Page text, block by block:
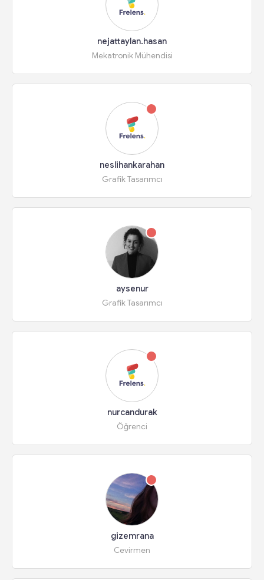
nejattaylan.hasan
Mekatronik Mühendisi
neslihankarahan
Grafik Tasarımcı
aysenur
Grafik Tasarımcı
nurcandurak
Öğrenci
gizemrana
Cevirmen